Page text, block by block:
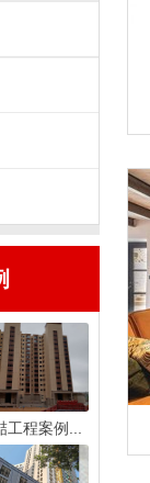
工程案例...